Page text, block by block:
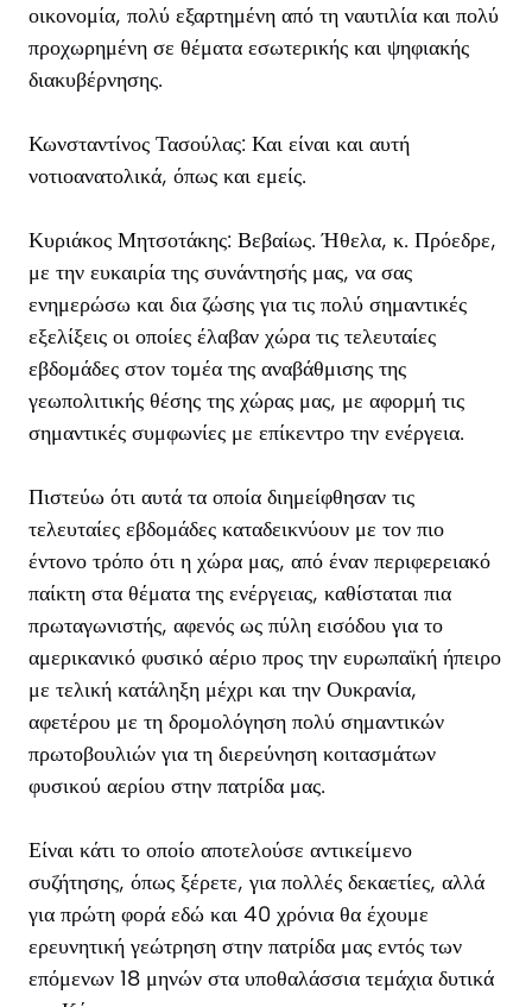
οικονομία, πολύ εξαρτημένη από τη ναυτιλία και πολύ
προχωρημένη σε θέματα εσωτερικής και ψηφιακής
διακυβέρνησης.
Κωνσταντίνος Τασούλας: Και είναι και αυτή
νοτιοανατολικά, όπως και εμείς.
Κυριάκος Μητσοτάκης: Βεβαίως. Ήθελα, κ. Πρόεδρε,
με την ευκαιρία της συνάντησής μας, να σας
ενημερώσω και δια ζώσης για τις πολύ σημαντικές
εξελίξεις οι οποίες έλαβαν χώρα τις τελευταίες
εβδομάδες στον τομέα της αναβάθμισης της
γεωπολιτικής θέσης της χώρας μας, με αφορμή τις
σημαντικές συμφωνίες με επίκεντρο την ενέργεια.
Πιστεύω ότι αυτά τα οποία διημείφθησαν τις
τελευταίες εβδομάδες καταδεικνύουν με τον πιο
έντονο τρόπο ότι η χώρα μας, από έναν περιφερειακό
παίκτη στα θέματα της ενέργειας, καθίσταται πια
πρωταγωνιστής, αφενός ως πύλη εισόδου για το
αμερικανικό φυσικό αέριο προς την ευρωπαϊκή ήπειρο
με τελική κατάληξη μέχρι και την Ουκρανία,
αφετέρου με τη δρομολόγηση πολύ σημαντικών
πρωτοβουλιών για τη διερεύνηση κοιτασμάτων
φυσικού αερίου στην πατρίδα μας.
Είναι κάτι το οποίο αποτελούσε αντικείμενο
συζήτησης, όπως ξέρετε, για πολλές δεκαετίες, αλλά
για πρώτη φορά εδώ και 40 χρόνια θα έχουμε
ερευνητική γεώτρηση στην πατρίδα μας εντός των
επόμενων 18 μηνών στα υποθαλάσσια τεμάχια δυτικά